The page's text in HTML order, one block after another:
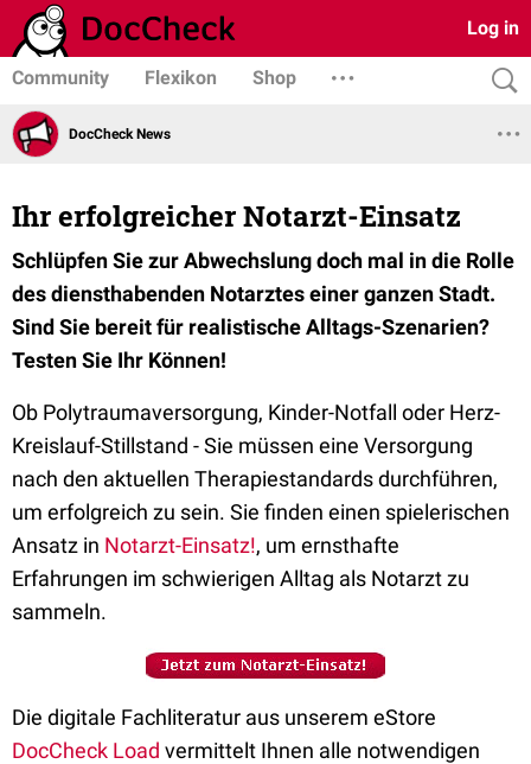
Log in
Community Flexikon Shop
DocCheck News
Ihr erfolgreicher Notarzt-Einsatz
Schlüpfen Sie zur Abwechslung doch mal in die Rolle
des diensthabenden Notarztes einer ganzen Stadt.
Sind Sie bereit für realistische Alltags-Szenarien?
Testen Sie Ihr Können!
Ob Polytraumaversorgung, Kinder-Notfall oder Herz-
Kreislauf-Stillstand - Sie müssen eine Versorgung
nach den aktuellen Therapiestandards durchführen,
um erfolgreich zu sein. Sie finden einen spielerischen
Ansatz in Notarzt-Einsatz!, um ernsthafte
Erfahrungen im schwierigen Alltag als Notarzt zu
sammeln.
Die digitale Fachliteratur aus unserem eStore
DocCheck Load vermittelt Ihnen alle notwendigen